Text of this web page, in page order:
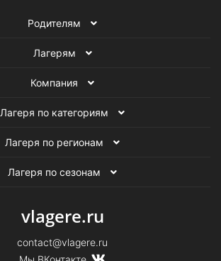
Родителям
Лагерям
Компания
Лагеря по категориям
Лагеря по регионам
Лагеря по сезонам
vlagere.ru
contact@vlagere.ru